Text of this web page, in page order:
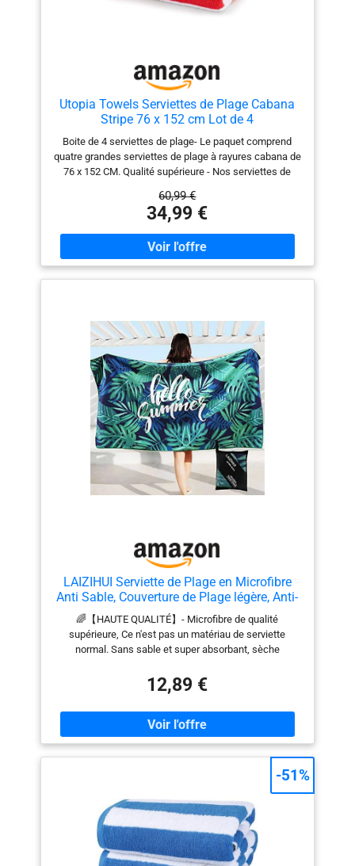
Utopia Towels Serviettes de Plage Cabana
Stripe 76 x 152 cm Lot de 4
Boite de 4 serviettes de plage- Le paquet comprend
quatre grandes serviettes de plage à rayures cabana de
76 x 152 CM. Qualité supérieure - Nos serviettes de
coton filé à l'anneau, ce qui les rend élégantes et utiles.
Cozy et fonctionnel - Les serviettes de bain sont
conçus pour donner une expérience luxueuse dans les
tâches ménagères quotidiennes, au centre de fitness,
au sauna, à la piscine, ou tout simplement être gardé
dans le dortoir. Délicat et absorbant - Fabriqué avec une
d'absorption et une qualité optimale. Fabriqué
biologiquement - Le matériau utilisé dans la fabrication
de la serviette est naturel et organique, ce qui rend son
utilisation totalement sûre et fiable.
60,99 €
34,99 €
LAIZIHUI Serviette de Plage en Microfibre
Anti Sable, Couverture de Plage légère, Anti-
Sable et à séchage Rapide - Grande
Couverture de Pique，160x80cm
🌈【HAUTE QUALITÉ】- Microfibre de qualité
supérieure, Ce n'est pas un matériau de serviette
normal. Sans sable et super absorbant, sèche
【CONCEPTION AVANCÉE】-les boutons de cou et les
boucles de suspension sont conçus sur la serviette de
plage. Que vous soyez au sauna ou à la plage, bouclez
simplement votre décolleté pour libérer vos mains ! La
boucle de suspension pratique vous permet de sécher
facilement n'importe où.y compris un sac pratique pour
un transport et un rangement faciles。 🌈【ANTI
materiaux en microfibre, elle ne retient pas le sable. Il
suffit de secouer doucement et vous aurez une
serviette propre propre pour vous asseoir. 🌈
【LÉGÉRES & COMPACTES】- Malgré sa grande taille
de 160 x 80 cm, elle est moins volumineuse qu’une
12,89 €
-51%